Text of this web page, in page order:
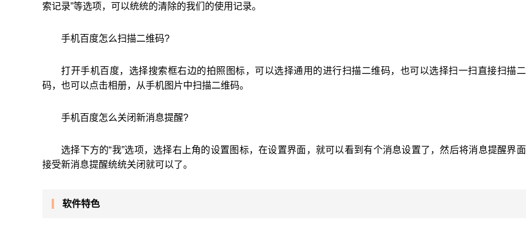
索记录”等选项，可以统统的清除的我们的使用记录。
手机百度怎么扫描二维码?
打开手机百度，选择搜索框右边的拍照图标，可以选择通用的进行扫描二维码，也可以选择扫一扫直接扫描
码，也可以点击相册，从手机图片中扫描二维码。
手机百度怎么关闭新消息提醒?
选择下方的“我”选项，选择右上角的设置图标，在设置界面，就可以看到有个消息设置了，然后将消息提醒界
接受新消息提醒统统关闭就可以了。
软件特色